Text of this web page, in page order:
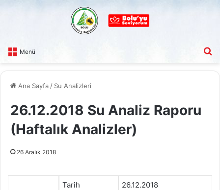
Menü
Ana Sayfa / Su Analizleri
26.12.2018 Su Analiz Raporu
(Haftalık Analizler)
26 Aralık 2018
Tarih 26.12.2018